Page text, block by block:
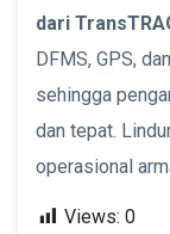
dari
DFMS, GPS,
sehingga
dan tepat.
operasional
Views: 0